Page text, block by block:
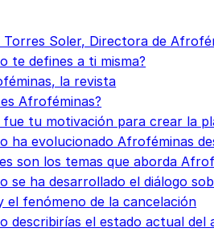
Soler, Directora de
te defines a ti misma?
la revista
Afroféminas?
fue tu motivación para crear la
ha evolucionado Afroféminas
son los temas que aborda
se ha desarrollado el diálogo
el fenómeno de la cancelación
describirías el estado actual del